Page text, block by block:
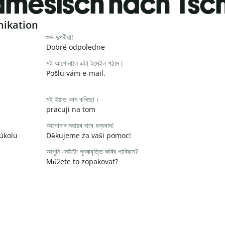
শুভ দুপৰীয়া!
Dobré odpoledne
মই আপোনালৈ এটা ইমেইল পঠাম।
Pošlu vám e-mail.
মই ইয়াত কাম কৰিছো।
pracuji na tom
আপোনাৰ সহায়ৰ বাবে ধন্যবাদ!
Děkujeme za vaši pomoc!
আপুনি সেইটো পুনৰাবৃত্তি কৰিব পাৰিবনে?
Můžete to zopakovat?